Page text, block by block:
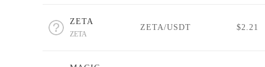
ZETA
ZETA
ZETA/USDT $2.21